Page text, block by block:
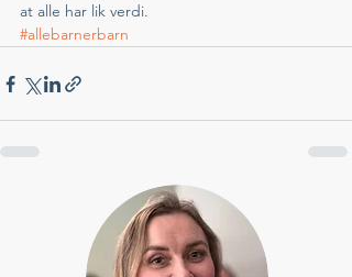
at alle har lik verdi.
#allebarnerbarn